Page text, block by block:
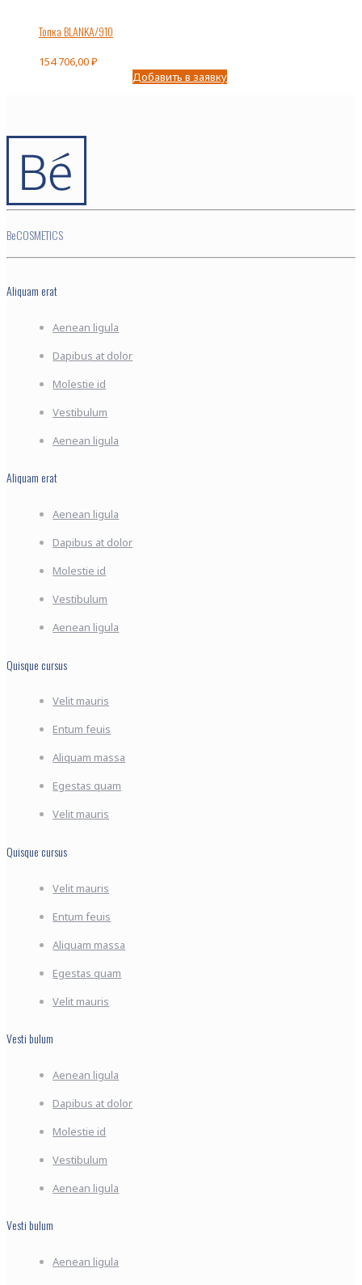
Топка BLANKA/910
154 706,00₽
Добавить в заявку
BeCOSMETICS
Aliquam erat
Aenean ligula
Dapibus at dolor
Molestie id
Vestibulum
Aenean ligula
Aliquam erat
Aenean ligula
Dapibus at dolor
Molestie id
Vestibulum
Aenean ligula
Quisque cursus
Velit mauris
Entum feuis
Aliquam massa
Egestas quam
Velit mauris
Quisque cursus
Velit mauris
Entum feuis
Aliquam massa
Egestas quam
Velit mauris
Vesti bulum
Aenean ligula
Dapibus at dolor
Molestie id
Vestibulum
Aenean ligula
Vesti bulum
Aenean ligula